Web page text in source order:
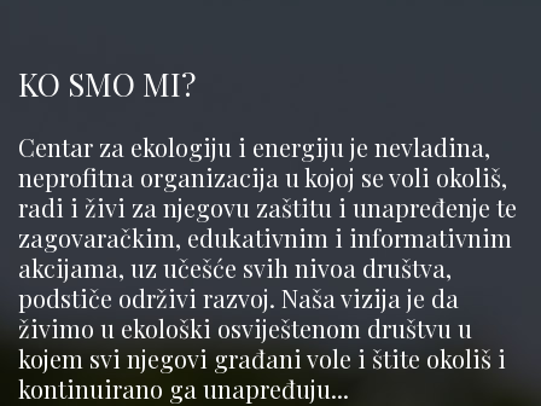
KO SMO MI?
Centar za ekologiju i energiju je nevladina,
neprofitna organizacija u kojoj se voli okoliš,
radi i živi za njegovu zaštitu i unapređenje te
zagovaračkim, edukativnim i informativnim
akcijama, uz učešće svih nivoa društva,
podstiče održivi razvoj. Naša vizija je da
živimo u ekološki osviještenom društvu u
kojem svi njegovi građani vole i štite okoliš i
kontinuirano ga unapređuju...